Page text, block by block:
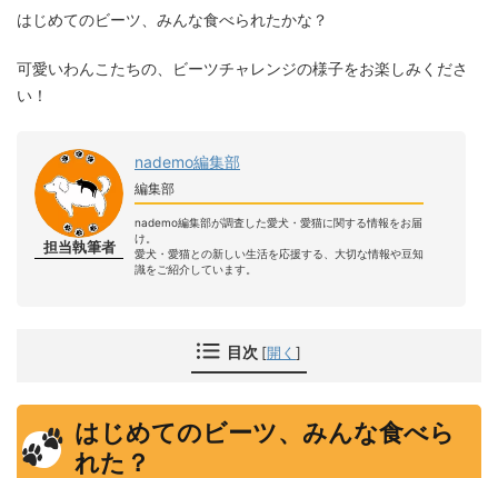
はじめてのビーツ、みんな食べられたかな？
可愛いわんこたちの、ビーツチャレンジの様子をお楽しみくださ
い！
担当執筆者
nademo編集部
編集部
nademo編集部が調査した愛犬・愛猫に関する情報をお届
け。
愛犬・愛猫との新しい生活を応援する、大切な情報や豆知
識をご紹介しています。
目次 [開く ]
はじめてのビーツ、みんな食べら
れた？